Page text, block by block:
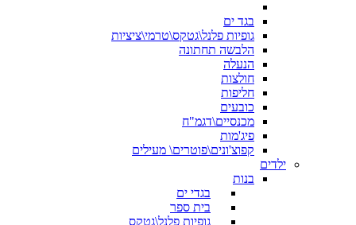
בגד ים
גופיות פלנל\גטקס\טרמי\ציציות
הלבשה תחתונה
הנעלה
חולצות
חליפות
כובעים
מכנסיים\דגמ"ח
פיג'מות
קפוצ'ונים\פוטרים\ מעילים
ילדים
בנות
בגדי ים
בית ספר
גופיות פלנל\גטקס